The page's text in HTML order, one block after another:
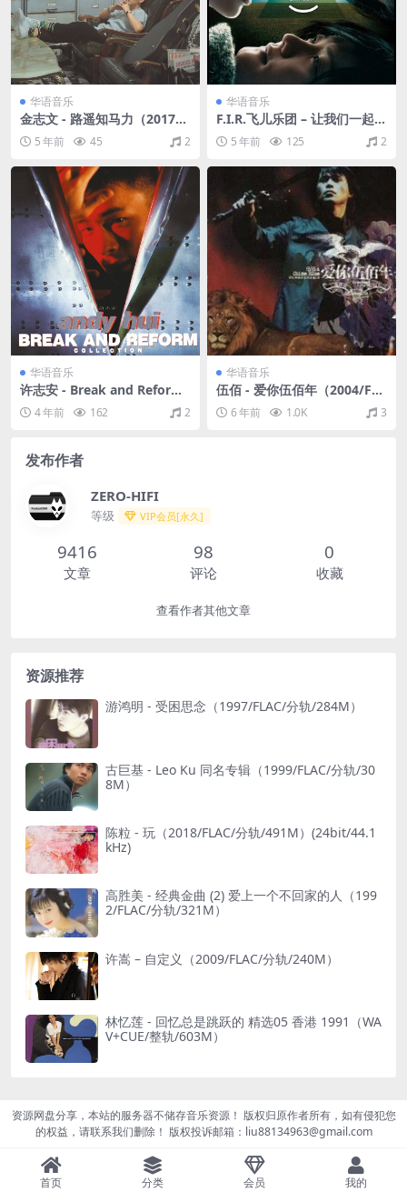
华语音乐
金志文 - 路遥知马力（2017/F
LAC/EP分轨/77.8M）
5 年前 45 2
华语音乐
F.I.R.飞儿乐团 – 让我们一起微
笑吧（2009/FLAC/分轨/279
M）5 年前 125 2
华语音乐
许志安 - Break and Reform
Collection（1991/FLAC/分
轨/249M）
4 年前 162 2
华语音乐
伍佰 - 爱你伍佰年（2004/FL
AC/分轨/1.3GB）
6 年前 1.0K 3
发布作者
ZERO-HIFI
等级 VIP会员[永久]
9416
文章
98
评论
0
收藏
查看作者其他文章
资源推荐
游鸿明 - 受困思念（1997/FLAC/分轨/284M）
古巨基 - Leo Ku 同名专辑（1999/FLAC/分轨/30
8M）
陈粒 - 玩（2018/FLAC/分轨/491M）(24bit/44.1
kHz)
高胜美 - 经典金曲 (2) 爱上一个不回家的人（199
2/FLAC/分轨/321M）
许嵩 – 自定义（2009/FLAC/分轨/240M）
林忆莲 - 回忆总是跳跃的 精选05 香港 1991（WA
V+CUE/整轨/603M）
资源网盘分享，本站的服务器不储存音乐资源！ 版权归原作者所有，如有侵犯您
的权益，请联系我们删除！ 版权投诉邮箱：liu88134963@gmail.com
首页 分类 会员 我的